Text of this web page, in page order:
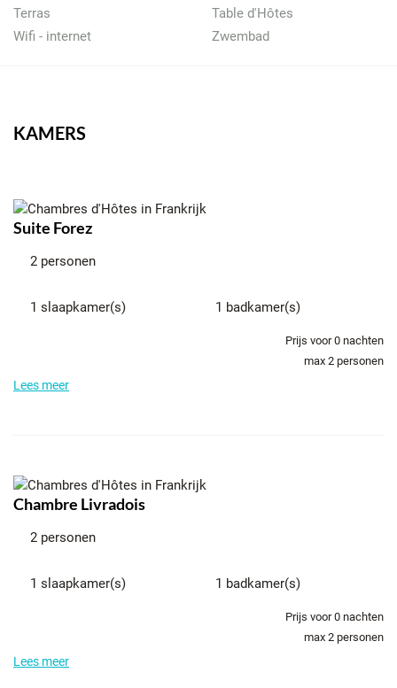
Terras
Table d'Hôtes
Wifi - internet
Zwembad
KAMERS
Suite Forez
2 personen
1 slaapkamer(s) 1 badkamer(s)
Prijs voor0 nachten
max 2 personen
Lees meer
Chambre Livradois
2 personen
1 slaapkamer(s) 1 badkamer(s)
Prijs voor0 nachten
max 2 personen
Lees meer